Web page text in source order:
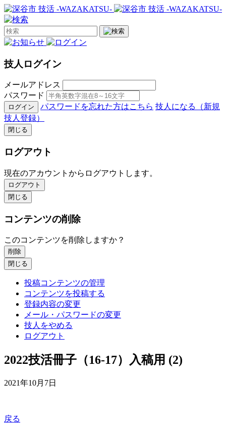
技人ログイン
メールアドレス
パスワード
ログイン パスワードを忘れた方はこちら 技人になる（新規
技人登録）
閉じる
ログアウト
現在のアカウントからログアウトします。
ログアウト
閉じる
コンテンツの削除
このコンテンツを削除しますか？
削除
閉じる
投稿コンテンツの管理
コンテンツを投稿する
登録内容の変更
メール・パスワードの変更
技人をやめる
ログアウト
2022技活冊子（16-17）入稿用 (2)
2021年10月7日
戻る